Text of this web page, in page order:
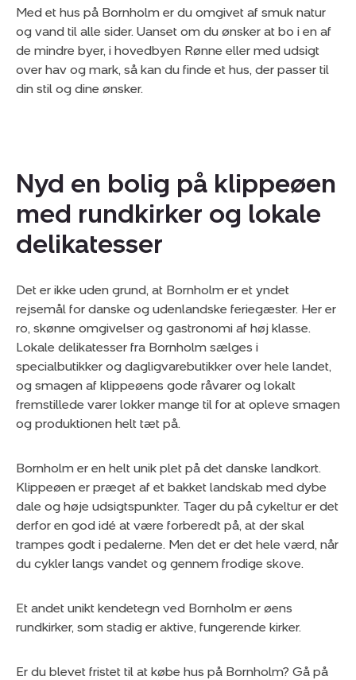
Med et hus på Bornholm er du omgivet af smuk natur
og vand til alle sider. Uanset om du ønsker at bo i en af
de mindre byer, i hovedbyen Rønne eller med udsigt
over hav og mark, så kan du finde et hus, der passer til
din stil og dine ønsker.
Nyd en bolig på klippeøen
med rundkirker og lokale
delikatesser
Det er ikke uden grund, at Bornholm er et yndet
rejsemål for danske og udenlandske feriegæster. Her er
ro, skønne omgivelser og gastronomi af høj klasse.
Lokale delikatesser fra Bornholm sælges i
specialbutikker og dagligvarebutikker over hele landet,
og smagen af klippeøens gode råvarer og lokalt
fremstillede varer lokker mange til for at opleve smagen
og produktionen helt tæt på.
Bornholm er en helt unik plet på det danske landkort.
Klippeøen er præget af et bakket landskab med dybe
dale og høje udsigtspunkter. Tager du på cykeltur er det
derfor en god idé at være forberedt på, at der skal
trampes godt i pedalerne. Men det er det hele værd, når
du cykler langs vandet og gennem frodige skove.
Et andet unikt kendetegn ved Bornholm er øens
rundkirker, som stadig er aktive, fungerende kirker.
Er du blevet fristet til at købe hus på Bornholm? Gå på